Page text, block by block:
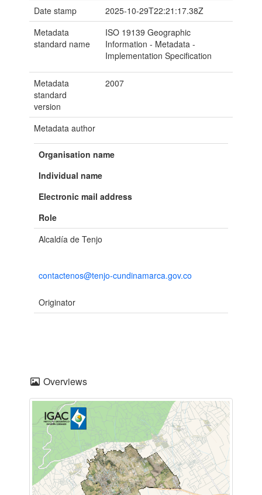
Date stamp
2025-10-29T22:21:17.38Z
Metadata
standard name
ISO 19139 Geographic
Information - Metadata -
Implementation Specification
Metadata
standard
version
2007
Metadata author
Organisation name
Individual name
Electronic mail address
Role
Alcaldía de Tenjo
contactenos@tenjo-cundinamarca.gov.co
Originator
Overviews